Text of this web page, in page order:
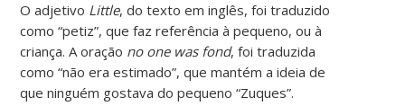
O adjetivo Little, do texto em inglês, foi traduzido
como “petiz”, que faz referência à pequeno, ou à
criança. A oração no one was fond, foi traduzida
como “não era estimado”, que mantém a ideia de
que ninguém gostava do pequeno “Zuques”.